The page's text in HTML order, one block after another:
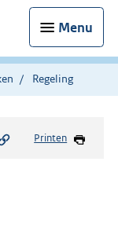
Menu
Regeling
Printen